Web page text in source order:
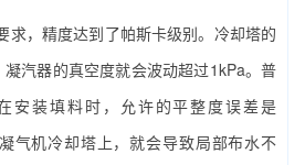
求，精度达到了帕斯卡级别。冷却塔的
汽器的真空度就会波动超过1kPa。普
安装填料时，允许的平整度误差是
气机冷却塔上，就会导致局部布水不